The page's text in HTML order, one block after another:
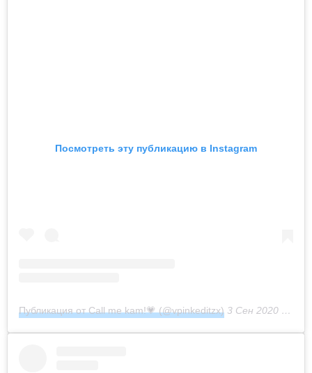
Посмотреть эту публикацию в Instagram
Публикация от Call me kam!💗 (@vpinkeditzx) 3 Сен 2020 в 7:29 PDT